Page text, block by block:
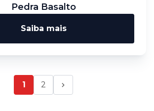
Pedra Basalto
Saiba mais
1 2